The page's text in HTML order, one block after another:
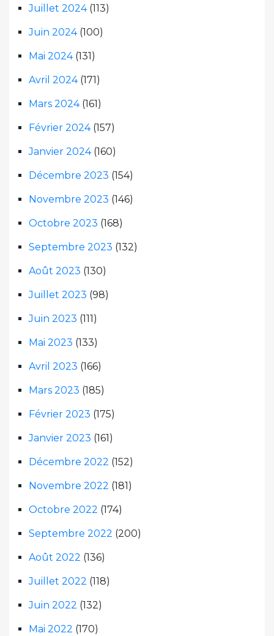
Juillet 2024(113)
Juin 2024(100)
Mai 2024(131)
Avril 2024(171)
Mars 2024(161)
Février 2024(157)
Janvier 2024(160)
Décembre 2023 (154)
Novembre 2023 (146)
Octobre 2023 (168)
Septembre 2023 (132)
Août 2023 (130)
Juillet 2023 (98)
Juin 2023 (111)
Mai 2023 (133)
Avril 2023 (166)
Mars 2023 (185)
Février 2023 (175)
Janvier 2023 (161)
Décembre 2022 (152)
Novembre 2022 (181)
Octobre 2022 (174)
Septembre 2022 (200)
Août 2022 (136)
Juillet 2022 (118)
Juin 2022 (132)
Mai 2022 (170)